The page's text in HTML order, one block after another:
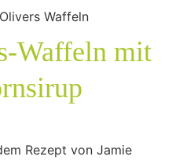
Waffeln mit
Rezept von Jamie